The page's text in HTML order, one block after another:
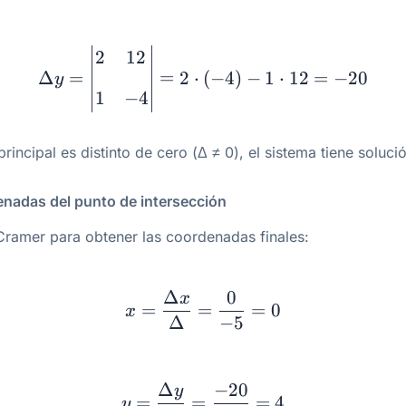
Δy =
2
1
12
−4
= 2 ⋅ (−4) − 1 ⋅ 12 = −20
es distinto de cero (Δ ≠ 0), el sistema tiene
del punto de intersección
para obtener las coordenadas finales:
x = \dfrac{\Delta
x =
Δ
Δx
=
−5
0
= 0
y = \dfrac{\Delta
Δy −20